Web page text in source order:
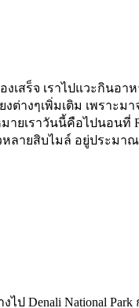
เสร็จ เราไปแวะกิน
ต่างๆเพิ่มเติม เพรา
เราวันนี้คือไปนอนที่
ายสิบไมล์ อยู่ประมา
Denali National